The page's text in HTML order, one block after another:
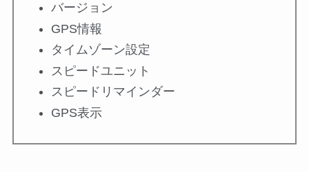
バージョン
GPS情報
タイムゾーン設定
スピードユニット
スピードリマインダー
GPS表示